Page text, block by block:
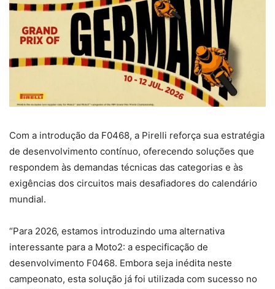
Com a introdução da F0468, a Pirelli reforça sua estratégia
de desenvolvimento contínuo, oferecendo soluções que
respondem às demandas técnicas das categorias e às
exigências dos circuitos mais desafiadores do calendário
mundial.
“Para 2026, estamos introduzindo uma alternativa
interessante para a Moto2: a especificação de
desenvolvimento F0468. Embora seja inédita neste
campeonato, esta solução já foi utilizada com sucesso no